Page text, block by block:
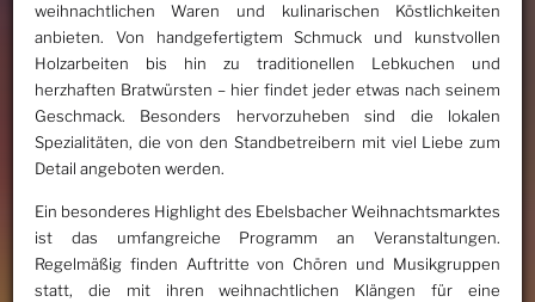
weihnachtlichen Waren und kulinarischen Köstlichkeiten
anbieten. Von handgefertigtem Schmuck und kunstvollen
Holzarbeiten bis hin zu traditionellen Lebkuchen und
herzhaften Bratwürsten – hier findet jeder etwas nach seinem
Geschmack. Besonders hervorzuheben sind die lokalen
Spezialitäten, die von den Standbetreibern mit viel Liebe zum
Detail angeboten werden.
Ein besonderes Highlight des Ebelsbacher Weihnachtsmarktes
ist das umfangreiche Programm an Veranstaltungen.
Regelmäßig finden Auftritte von Chören und Musikgruppen
statt, die mit ihren weihnachtlichen Klängen für eine